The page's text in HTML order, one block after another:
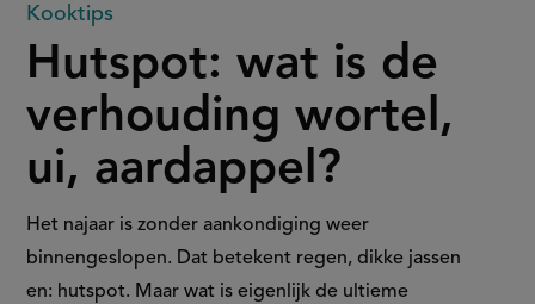
Hutspot:
wat
de
verhouding
wortel,
Kooktips
Hutspot: wat is de
verhouding wortel,
ui, aardappel?
Het najaar is zonder aankondiging weer
binnengeslopen. Dat betekent regen, dikke jassen
en: hutspot. Maar wat is eigenlijk de ultieme